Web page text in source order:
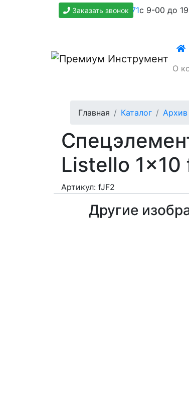
+7(800)500-1271с 9-00 до
Заказать звонок
О
Главная Каталог Архив
Listello 1x10
Артикул: fJF2
Другие